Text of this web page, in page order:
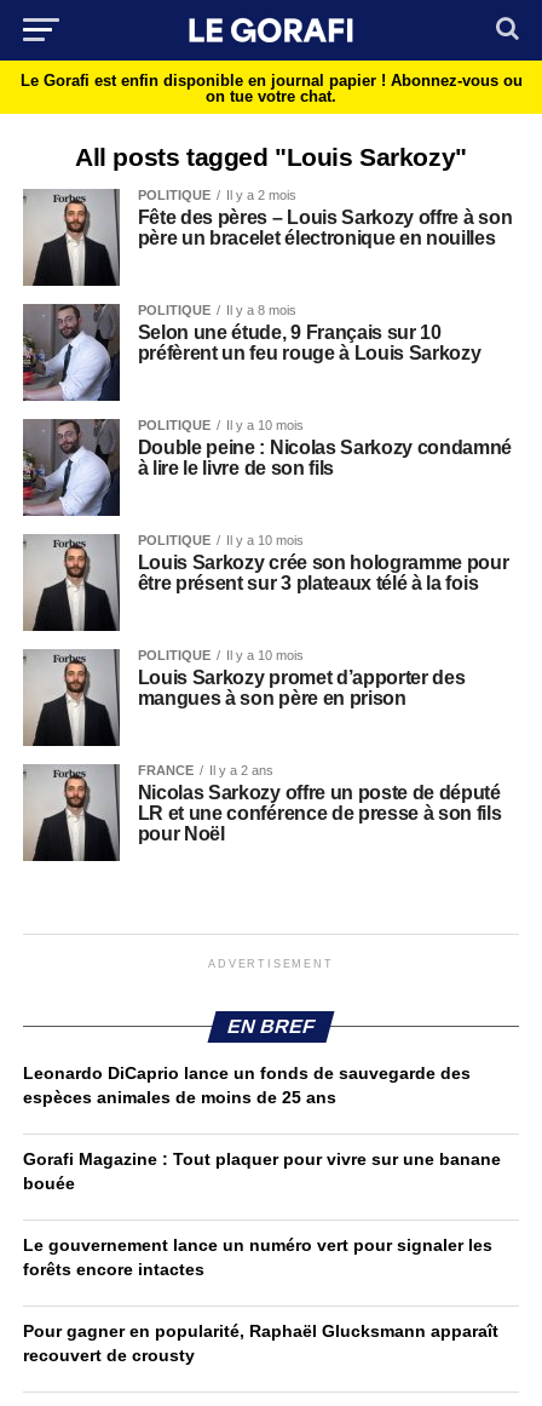
Le Gorafi est enfin disponible en journal papier ! Abonnez-vous ou
on tue votre chat.
All posts tagged "Louis Sarkozy"
POLITIQUE Il y a 2 mois
Fête des pères – Louis Sarkozy offre à son
père un bracelet électronique en nouilles
POLITIQUE Il y a 8 mois
Selon une étude, 9 Français sur 10
préfèrent un feu rouge à Louis Sarkozy
POLITIQUE Il y a 10 mois
Double peine : Nicolas Sarkozy condamné
à lire le livre de son fils
POLITIQUE Il y a 10 mois
Louis Sarkozy crée son hologramme pour
être présent sur 3 plateaux télé à la fois
POLITIQUE Il y a 10 mois
Louis Sarkozy promet d’apporter des
mangues à son père en prison
FRANCE Il y a 2 ans
Nicolas Sarkozy offre un poste de député
LR et une conférence de presse à son fils
pour Noël
ADVERTISEMENT
EN BREF
Leonardo DiCaprio lance un fonds de sauvegarde des
espèces animales de moins de 25 ans
Gorafi Magazine : Tout plaquer pour vivre sur une banane
bouée
Le gouvernement lance un numéro vert pour signaler les
forêts encore intactes
Pour gagner en popularité, Raphaël Glucksmann apparaît
recouvert de crousty